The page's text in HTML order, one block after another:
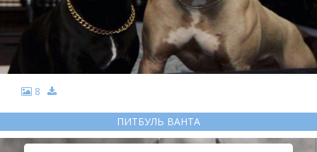
8
ПИТБУЛЬ ВАНТА